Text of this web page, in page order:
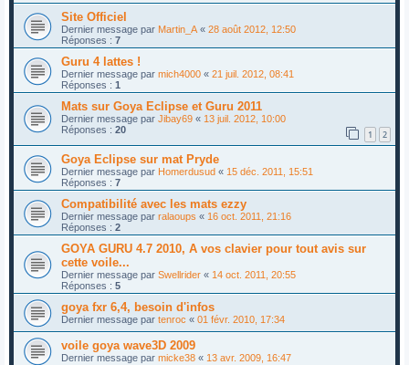
Site Officiel
Dernier message par Martin_A « 28 août 2012, 12:50
Réponses : 7
Guru 4 lattes !
Dernier message par mich4000 « 21 juil. 2012, 08:41
Réponses : 1
Mats sur Goya Eclipse et Guru 2011
Dernier message par Jibay69 « 13 juil. 2012, 10:00
Réponses : 20 1 2
Goya Eclipse sur mat Pryde
Dernier message par Homerdusud « 15 déc. 2011, 15:51
Réponses : 7
Compatibilité avec les mats ezzy
Dernier message par ralaoups « 16 oct. 2011, 21:16
Réponses : 2
GOYA GURU 4.7 2010, A vos clavier pour tout avis sur
cette voile...
Dernier message par Swellrider « 14 oct. 2011, 20:55
Réponses : 5
goya fxr 6,4, besoin d'infos
Dernier message par tenroc « 01 févr. 2010, 17:34
voile goya wave3D 2009
Dernier message par micke38 « 13 avr. 2009, 16:47